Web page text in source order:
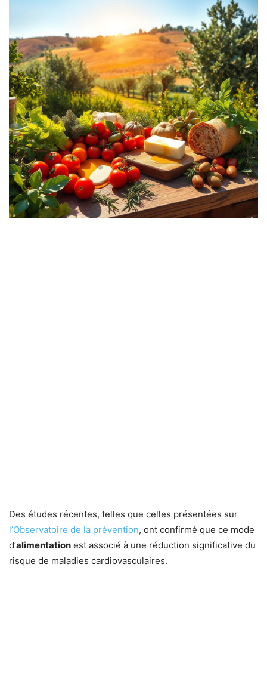
Des études récentes, telles que celles présentées sur
l’Observatoire de la prévention, ont confirmé que ce mode
d’alimentation est associé à une réduction significative du
risque de maladies cardiovasculaires.